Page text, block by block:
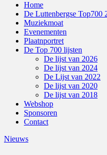
Home
De Luttenbergse Top700
Muziekmoat
Evenementen
Plaatnportret
De Top 700 lijsten
De lijst van 2026
De lijst van 2024
De Lijst van 2022
De lijst van 2020
De lijst van 2018
Webshop
Sponsoren
Contact
Nieuws